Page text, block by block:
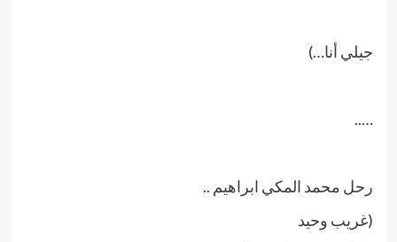
جيلي أنا…)
…..
رحل محمد المكي ابراهيم ..
(غريب وحيد